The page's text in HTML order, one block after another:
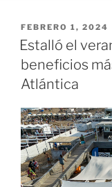
FEBRERO 1, 2024
Estalló el
beneficios
Atlántica